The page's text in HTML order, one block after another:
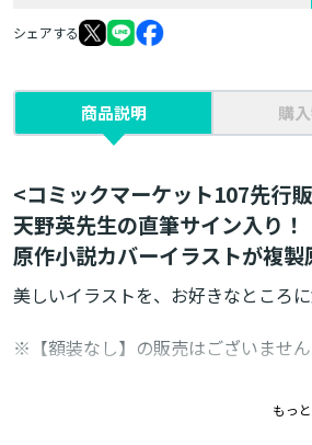
シェアする
商品説明 購
<コミックマーケット107先行
天野英先生の直筆サイン入り！
原作小説カバーイラストが複製
美しいイラストを、お好きなところ
※【額装なし】の販売はございません
もっ